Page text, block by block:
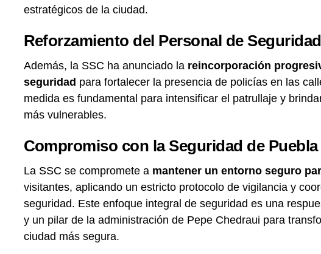
estratégicos de la ciudad.
Reforzamiento del Personal de Seguridad
Además, la SSC ha anunciado la reincorporación
seguridad para fortalecer la presencia de policías en las
medida es fundamental para intensificar el patrullaje y
más vulnerables.
Compromiso con la Seguridad de Puebla
La SSC se compromete a mantener un entorno seguro
visitantes, aplicando un estricto protocolo de vigilancia y
seguridad. Este enfoque integral de seguridad es una
y un pilar de la administración de Pepe Chedraui para
ciudad más segura.